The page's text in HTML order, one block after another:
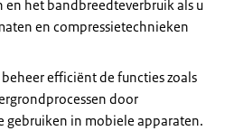
het bandbreedteverbruik als u
en compressietechnieken
beheer efficiënt de functies zoals
door
gebruiken in mobiele apparaten.